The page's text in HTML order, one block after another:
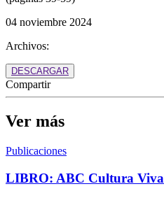
04 noviembre 2024
Archivos:
DESCARGAR
Compartir
Ver más
Publicaciones
LIBRO: ABC Cultura Viva